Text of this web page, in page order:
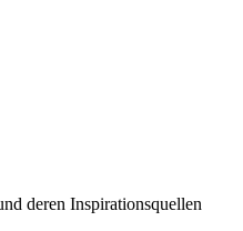
deren Inspirationsquellen